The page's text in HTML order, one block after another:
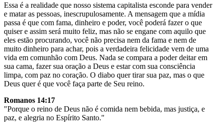
Essa é a realidade que nosso sistema capitalista esconde para vender
e matar as pessoas, inescrupulosamente. A mensagem que a mídia
passa é que com fama, dinheiro e poder, você poderá fazer o que
quiser e assim será muito feliz, mas não se engane com aquilo que
eles estão procurando, você não precisa nem da fama e nem de
muito dinheiro para achar, pois a verdadeira felicidade vem de uma
vida em comunhão com Deus. Nada se compara a poder deitar em
sua cama, fazer sua oração a Deus e estar com sua consciência
limpa, com paz no coração. O diabo quer tirar sua paz, mas o que
Deus quer é que você faça parte de Seu reino.
Romanos 14:17
"Porque o reino de Deus não é comida nem bebida, mas justiça, e
paz, e alegria no Espírito Santo."